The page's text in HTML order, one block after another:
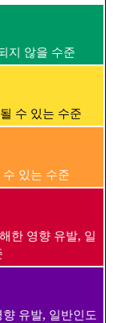
지 않을 수준
수 있는 수준
있는 수준
한 영향 유발, 일
유발, 일반인도